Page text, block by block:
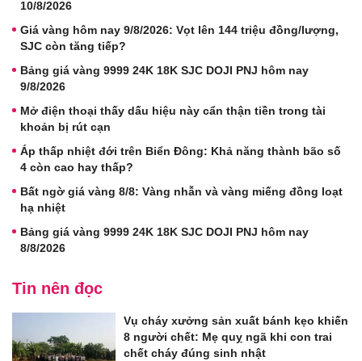
10/8/2026
Giá vàng hôm nay 9/8/2026: Vọt lên 144 triệu đồng/lượng,
SJC còn tăng tiếp?
Bảng giá vàng 9999 24K 18K SJC DOJI PNJ hôm nay
9/8/2026
Mở điện thoại thấy dấu hiệu này cẩn thận tiền trong tài
khoản bị rút cạn
Áp thấp nhiệt đới trên Biển Đông: Khả năng thành bão số
4 còn cao hay thấp?
Bất ngờ giá vàng 8/8: Vàng nhẫn và vàng miếng đồng loạt
hạ nhiệt
Bảng giá vàng 9999 24K 18K SJC DOJI PNJ hôm nay
8/8/2026
Tin nên đọc
Vụ cháy xưởng sản xuất bánh kẹo khiến
8 người chết: Mẹ quỵ ngã khi con trai
chết cháy đúng sinh nhật